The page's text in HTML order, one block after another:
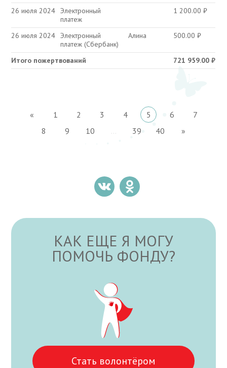
26 июля 2024 Электронный
платеж
1 200.00₽
26 июля 2024 Электронный
платеж (Сбербанк)
Алина 500.00₽
Итого пожертвований 721 959.00₽
« 1 2 3 4 5 6
7
8
9 10 ... 39 40 »
КАК ЕЩЕ Я МОГУ
ПОМОЧЬ ФОНДУ?
Стать волонтёром